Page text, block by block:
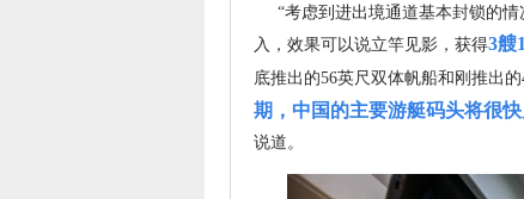
“考虑到进出境通道基本封锁的情
入，效果可以说立竿见影，获得3艘
底推出的56英尺双体帆船和刚推出
期，中国的主要游艇码头将很
说道。